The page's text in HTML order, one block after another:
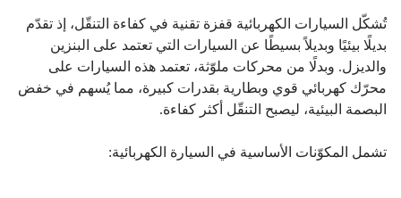
تُشكّل السيارات الكهربائية قفزة تقنية في كفاءة التنقّل، إذ تقدّم
بديلًا بيئيًا وبديلاً بسيطًا عن السيارات التي تعتمد على البنزين
والديزل. وبدلًا من محركات ملوّثة، تعتمد هذه السيارات على
محرّك كهربائي قوي وبطارية بقدرات كبيرة، مما يُسهم في خفض
البصمة البيئية، ليصبح التنقّل أكثر كفاءة.
تشمل المكوّنات الأساسية في السيارة الكهربائية: